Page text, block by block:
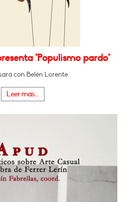
"Populismo pardo"
con Belén Lorente
Leer más...